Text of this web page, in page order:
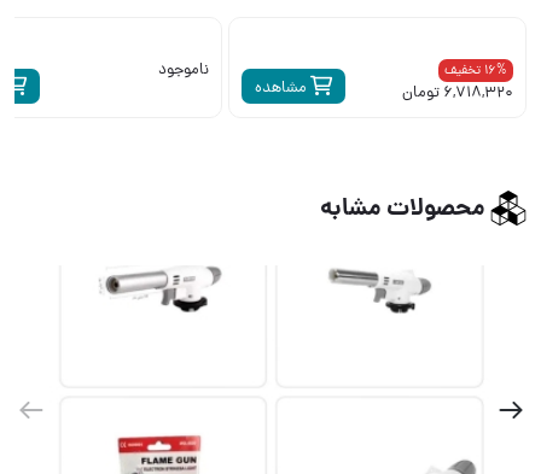
مشاهده
16% تخفیف
6,718,320 تومان
ناموجود
محصولات مشابه